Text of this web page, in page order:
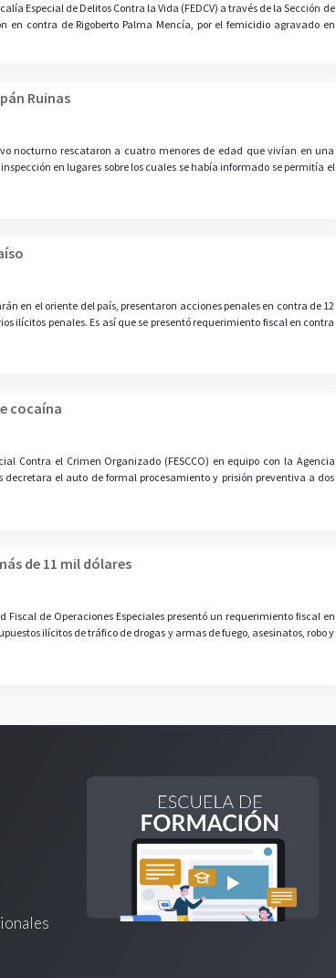
Especial de Delitos Contra la Vida (FEDCV) a través de la Sección de
en contra de Rigoberto Palma Mencía, por el femicidio agravado en
Ruinas
nocturno rescataron a cuatro menores de edad que vivían en una
en lugares sobre los cuales se había informado se permitía el
en el oriente del país, presentaron acciones penales en contra de 12
ilícitos penales. Es así que se presentó requerimiento fiscal en contra
cocaína
Contra el Crimen Organizado (FESCCO) en equipo con la Agencia
el auto de formal procesamiento y prisión preventiva a dos
de 11 mil dólares
de Operaciones Especiales presentó un requerimiento fiscal en
ilícitos de tráfico de drogas y armas de fuego, asesinatos, robo y